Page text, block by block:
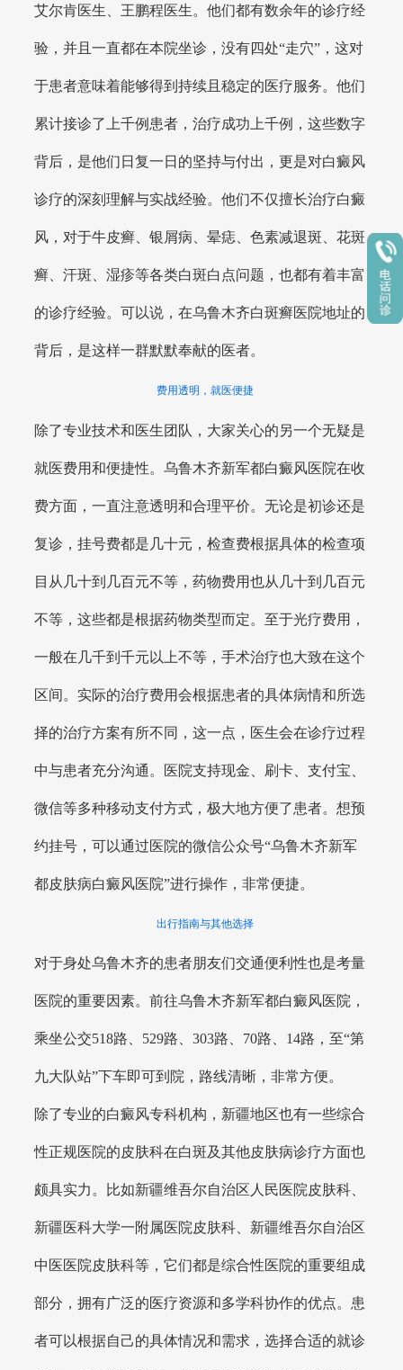
艾尔肯医生、王鹏程医生。他们都有数余年的诊疗经
验，并且一直都在本院坐诊，没有四处“走穴”，这对
于患者意味着能够得到持续且稳定的医疗服务。他们
累计接诊了上千例患者，治疗成功上千例，这些数字
背后，是他们日复一日的坚持与付出，更是对白癜风
诊疗的深刻理解与实战经验。他们不仅擅长治疗白癜
风，对于牛皮癣、银屑病、晕痣、色素减退斑、花斑
癣、汗斑、湿疹等各类白斑白点问题，也都有着丰富
的诊疗经验。可以说，在乌鲁木齐白斑癣医院地址的
背后，是这样一群默默奉献的医者。
费用透明，就医便捷
除了专业技术和医生团队，大家关心的另一个无疑是
就医费用和便捷性。乌鲁木齐新军都白癜风医院在收
费方面，一直注意透明和合理平价。无论是初诊还是
复诊，挂号费都是几十元，检查费根据具体的检查项
目从几十到几百元不等，药物费用也从几十到几百元
不等，这些都是根据药物类型而定。至于光疗费用，
一般在几千到千元以上不等，手术治疗也大致在这个
区间。实际的治疗费用会根据患者的具体病情和所选
择的治疗方案有所不同，这一点，医生会在诊疗过程
中与患者充分沟通。医院支持现金、刷卡、支付宝、
微信等多种移动支付方式，极大地方便了患者。想预
约挂号，可以通过医院的微信公众号“乌鲁木齐新军
都皮肤病白癜风医院”进行操作，非常便捷。
出行指南与其他选择
对于身处乌鲁木齐的患者朋友们交通便利性也是考量
医院的重要因素。前往乌鲁木齐新军都白癜风医院，
乘坐公交518路、529路、303路、70路、14路，至“第
九大队站”下车即可到院，路线清晰，非常方便。
除了专业的白癜风专科机构，新疆地区也有一些综合
性正规医院的皮肤科在白斑及其他皮肤病诊疗方面也
颇具实力。比如新疆维吾尔自治区人民医院皮肤科、
新疆医科大学一附属医院皮肤科、新疆维吾尔自治区
中医医院皮肤科等，它们都是综合性医院的重要组成
部分，拥有广泛的医疗资源和多学科协作的优点。患
者可以根据自己的具体情况和需求，选择合适的就诊